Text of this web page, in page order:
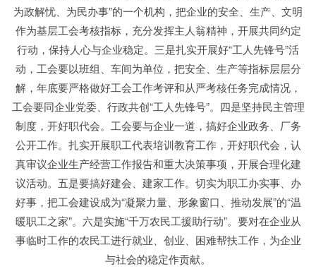
为政解忧、为民办事”的一个机构，把企业的安全、生产、文明
作为基层工会考核指标，充分发挥主人翁精神，开展共同约定
行动，保持人心与企业稳定。三是扎实开展好“工人先锋号”活
动，工会要以班组、车间为单位，把安全、生产等指标层层分
解，年底要严格做好工会工作考评和从严考核任务完成情况，
工会要同企业党委、行政共创“工人先锋号”。四是坚持民主管理
制度，开好职代会。工会要与企业一道，搞好企业政务、厂务
公开工作。扎实开展职工代表培训教育工作，开好职代会，认
真审议企业生产经营工作报告和重大决策事项，开展合理化建
议活动。五是要搞好建会、建家工作。切实为职工办实事、办
好事，把工会建设成为“凝聚力量、形象窗口、推动发展”的“温
暖职工之家”。六是实施“千万农民工援助行动”。要对在企业从
事临时工作的农民工进行就业、创业、困难帮扶工作，为企业
与社会的稳定作贡献。